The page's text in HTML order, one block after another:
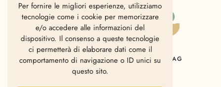
HOME CHI SIAMO CONTATTI MAG
Per fornire le migliori esperienze, utilizziamo
tecnologie come i cookie per memorizzare
e/o accedere alle informazioni del
dispositivo. Il consenso a queste tecnologie
ci permetterà di elaborare dati come il
comportamento di navigazione o ID unici su
questo sito.